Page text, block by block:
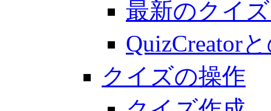
最新のクイ
QuizCreator
クイズの操作